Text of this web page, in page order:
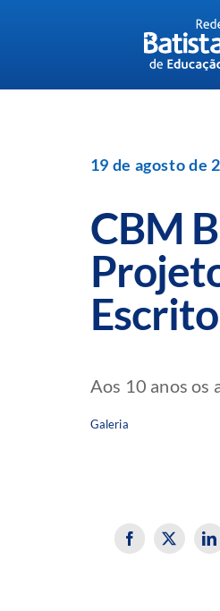
19 de agosto de
CBM
Aos 10 anos os
Galeria